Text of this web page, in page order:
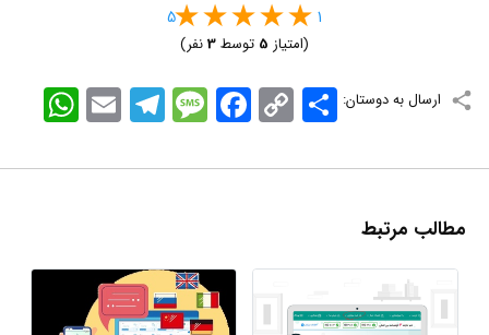
1
5
(امتیاز 5 توسط3نفر)
ارسال به دوستان: WhatsApp EmailTelegramMessageFacebook Copy
Link
اشتراک
مطالب مرتبط